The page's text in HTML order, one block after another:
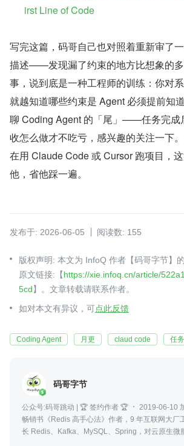
irst Line of Code
写完这篇，码哥自己也对照着重新审了
描述——发现漏了约束的地方比想象的
事，说到底是一种工程师的训练：你对
就越知道哪些约束是 Agent 必须提前知
聊 Coding Agent 的「尾」——任务完成
收怎么做才不吃亏，感兴趣的关注一下
在用 Claude Code 或 Cursor 跑项目，
他，省他踩一遍。
发布于: 2026-06-05 阅读数: 155
版权声明: 本文为 InfoQ 作者【码哥字节】的
原文链接:【https://xie.infoq.cn/article/
5cd】。文章转载请联系作者。
如对本文有异议，可点此反馈
Coding Agent 月更 claud code 任
码哥字节
公众号:码哥跳动 | 🏆 签约作者 🏆
2019-06-10
畅销书《Redis 高手心法》作者，9 年互联网大厂
长 Redis、Kafka、MySQL、Spring，对云原生微